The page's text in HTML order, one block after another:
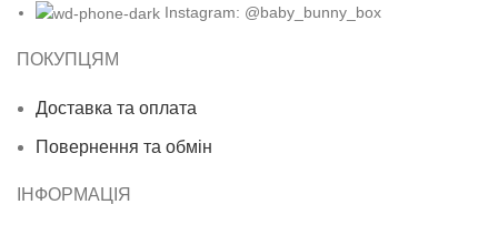
Instagram: @baby_bunny_box
ПОКУПЦЯМ
Доставка та оплата
Повернення та обмін
ІНФОРМАЦІЯ